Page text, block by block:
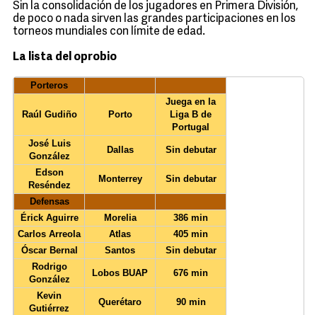
Sin la consolidación de los jugadores en Primera División,
de poco o nada sirven las grandes participaciones en los
torneos mundiales con límite de edad.
La lista del oprobio
Porteros
Raúl Gudiño Porto
Juega en la
Liga B de
Portugal
José Luis
González
Dallas Sin debutar
Edson
Reséndez
Monterrey Sin debutar
Defensas
Érick Aguirre
Morelia
386 min
Carlos Arreola
Atlas
405 min
Óscar Bernal
Santos
Sin debutar
Rodrigo
González
Lobos BUAP 676 min
Kevin
Gutiérrez
Querétaro 90 min